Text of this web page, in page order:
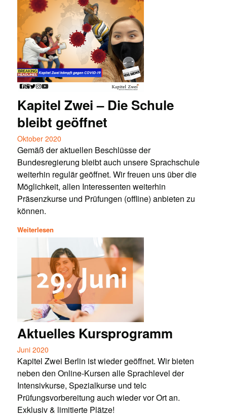
Kapitel Zwei – Die Schule
bleibt geöffnet
Oktober 2020
Gemäß der aktuellen Beschlüsse der
Bundesregierung bleibt auch unsere Sprachschule
weiterhin regulär geöffnet. Wir freuen uns über die
Möglichkeit, allen Interessenten weiterhin
Präsenzkurse und Prüfungen (offline) anbieten zu
können.
Weiterlesen
Aktuelles Kursprogramm
Juni 2020
Kapitel Zwei Berlin ist wieder geöffnet. Wir bieten
neben den Online-Kursen alle Sprachlevel der
Intensivkurse, Spezialkurse und telc
Prüfungsvorbereitung auch wieder vor Ort an.
Exklusiv & limitierte Plätze!